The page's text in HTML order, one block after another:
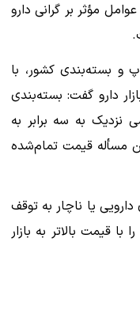
مؤثر بر گرانی دارو
و بسته‌بندی کشور، با
دارو گفت: بسته‌بندی
نزدیک به سه برابر به
مسأله قیمت تمام‌شده
یا ناچار به توقف
قیمت بالاتر به بازار